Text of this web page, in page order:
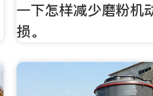
一下怎样减少磨粉机
损。